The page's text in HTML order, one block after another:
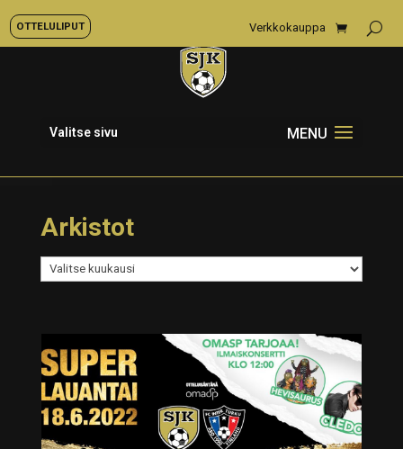
OTTELULIPUT Verkkokauppa
Valitse sivu
Arkistot
Arkistot